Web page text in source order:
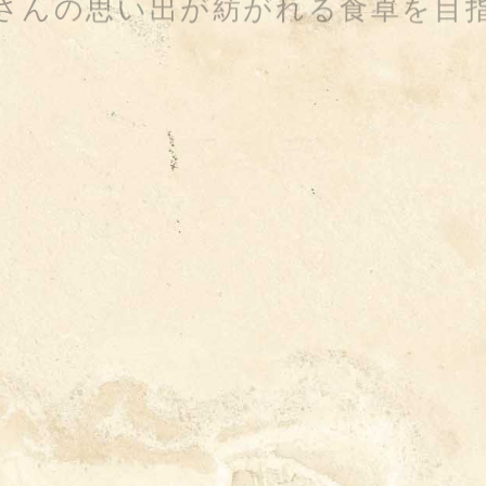
んの思い出が紡がれる食卓を目